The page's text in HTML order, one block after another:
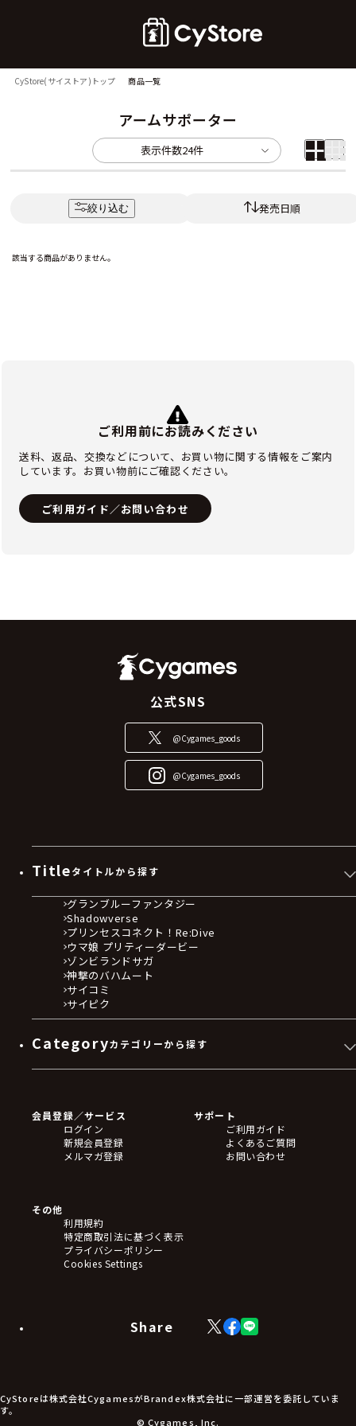
CyStore(サイストア)トップ 商品一覧
アームサポーター
表示件数24件
絞り込む 発売日順
該当する商品がありません。
ご利用前にお読みください
送料、返品、交換などについて、お買い物に関する情報をご案内
しています。お買い物前にご確認ください。
ご利用ガイド／お問い合わせ
公式SNS
@Cygames_goods
@Cygames_goods
Titleタイトルから探す
グランブルーファンタジー
Shadowverse
プリンセスコネクト！Re:Dive
ウマ娘 プリティーダービー
ゾンビランドサガ
神撃のバハムート
サイコミ
サイピク
Categoryカテゴリーから探す
フィギュア
アクリルスタンド
バッジ
キーホルダー・ストラップ
ステッカー・シール・カード
タペストリー・ポスター
アームサポーター
ブレードホルダー
食品・飲料品
アパレル小物
アクセサリー
会員登録／サービス
ログイン
新規会員登録
メルマガ登録
サポート
ご利用ガイド
よくあるご質問
お問い合わせ
その他
利用規約
特定商取引法に基づく表示
プライバシーポリシー
Cookies Settings
Share
X
(Twitter)
Facebook
LINE
CyStoreは株式会社CygamesがBrandex株式会社に一部運営を委託していま
す。
© Cygames, Inc.